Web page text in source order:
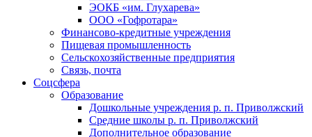
ЭОКБ «им. Глухарева»
ООО «Гофротара»
Финансово-кредитные учреждения
Пищевая промышленность
Сельскохозяйственные предприятия
Связь, почта
Соцсфера
Образование
Дошкольные учреждения р. п. Приволжский
Средние школы р. п. Приволжский
Дополнительное образование